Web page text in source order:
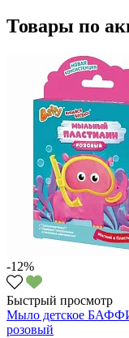
Товары по
-12%
Быстрый просмотр
Мыло детское
розовый